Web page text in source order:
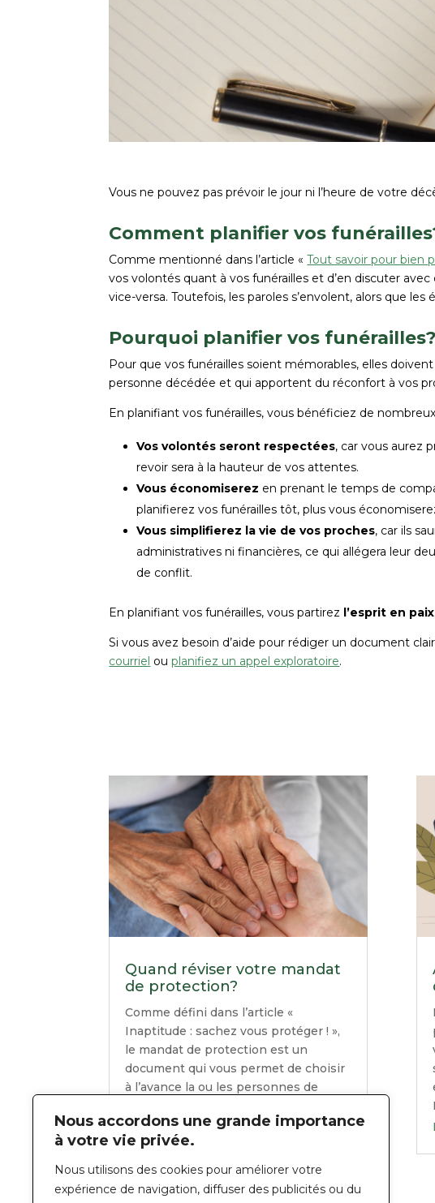
Nous accordons une grande importance
à votre vie privée.
Nous utilisons des cookies pour améliorer votre
expérience de navigation, diffuser des publicités ou du
Vous ne pouvez pas prévoir le jour ni l’heure de votre
Comment planifier vos
Comme mentionné dans l’article « Tout savoir pour bien
vos volontés quant à vos funérailles et d’en discuter
vice-versa. Toutefois, les paroles s’envolent, alors que
Pourquoi planifier vos funérailles?
Pour que vos funérailles soient mémorables, elles
personne décédée et qui apportent du réconfort à vos
En planifiant vos funérailles, vous bénéficiez de
Vos volontés seront respectées, car vous aurez
revoir sera à la hauteur de vos attentes.
Vous économiserez en prenant le temps de
planifierez vos funérailles tôt, plus vous
Vous simplifierez la vie de vos proches, car ils
administratives ni financières, ce qui allégera leur
de conflit.
En planifiant vos funérailles, vous partirez l’esprit en paix
Si vous avez besoin d’aide pour rédiger un document
courriel ouplanifiez un appel exploratoire.
Quand réviser votre mandat
de protection?
Comme défini dans l’article «
Inaptitude : sachez vous protéger ! »,
le mandat de protection est un
document qui vous permet de choisir
à l’avance la ou les personnes de
LIRE PLUS